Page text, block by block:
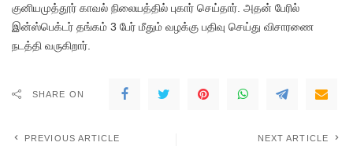
குனியமுத்தூர் காவல் நிலையத்தில் புகார் செய்தார். அதன் பேரில்
இன்ஸ்பெக்டர் தங்கம் 3 பேர் மீதும் வழக்கு பதிவு செய்து விசாரணை
நடத்தி வருகிறார்.
SHARE ON
PREVIOUS ARTICLE NEXT ARTICLE